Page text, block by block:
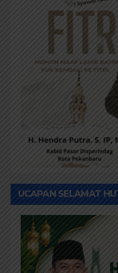
UCAPAN SELAMAT